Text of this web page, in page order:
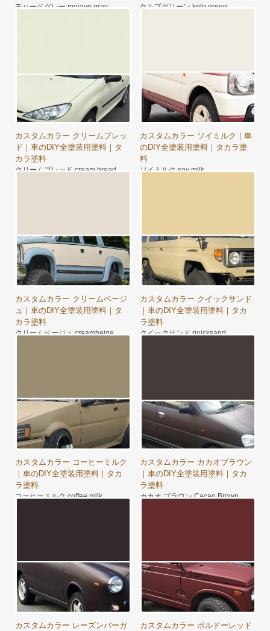
モハーベグレー mojave gray ケルプグリーン kelp green
カスタムカラー クリームブレッ
ド｜車のDIY全塗装用塗料｜タ
カラ塗料
クリームブレッド cream bread
カスタムカラー ソイミルク｜車
のDIY全塗装用塗料｜タカラ塗
料
ソイミルク soy milk
カスタムカラー クリームベージ
ュ｜車のDIY全塗装用塗料｜タ
カラ塗料
クリームベージュ creambeige
カスタムカラー クイックサンド
｜車のDIY全塗装用塗料｜タカ
ラ塗料
クイックサンド quicksand
カスタムカラー コーヒーミルク
｜車のDIY全塗装用塗料｜タカ
ラ塗料
コーヒーミルク coffee milk
カスタムカラー カカオブラウン
｜車のDIY全塗装用塗料｜タカ
ラ塗料
カカオ ブラウン Cacao Brown
カスタムカラー レーズンバーガ
カスタムカラー ボルドーレッド